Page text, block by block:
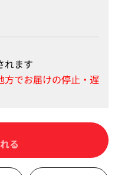
れます
る